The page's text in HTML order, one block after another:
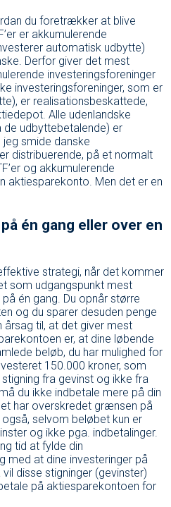
du foretrækker at blive
er akkumulerende
automatisk udbytte)
Derfor giver det mest
investeringsforeninger
investeringsforeninger, som er
er realisationsbeskattede,
Alle udenlandske
de udbyttebetalende) er
smide danske
distribuerende, på et normalt
og akkumulerende
aktiesparekonto. Men det er en
én gang eller over en
strategi, når det kommer
som udgangspunkt mest
én gang. Du opnår større
og du sparer desuden penge
årsag til, at det giver mest
er, at dine løbende
beløb, du har mulighed for
150.000 kroner, som
fra gevinst og ikke fra
du ikke indbetale mere på din
har overskredet grænsen på
selvom beløbet kun er
og ikke pga. indbetalinger.
tid at fylde din
med at dine investeringer på
disse stigninger (gevinster)
på aktiesparekontoen for